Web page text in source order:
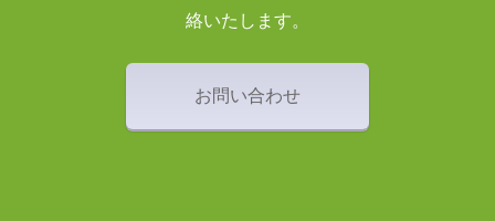
絡いたします。
お問い合わせ